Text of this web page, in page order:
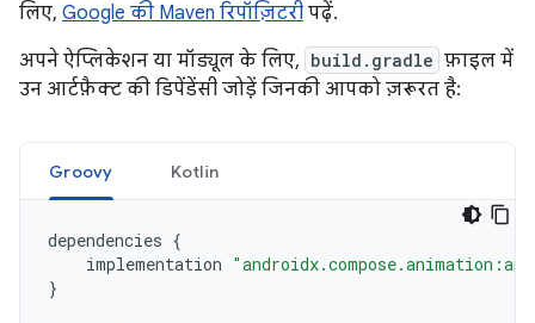
लिए, Google की Maven रिपॉज़िटरी पढ़ें.
अपने ऐप्लिकेशन या मॉड्यूल के लिए, build.gradle फ़ाइल में
उन आर्टफ़ैक्ट की डिपेंडेंसी जोड़ें जिनकी आपको ज़रूरत है:
Groovy Kotlin
dependencies {
implementation
}